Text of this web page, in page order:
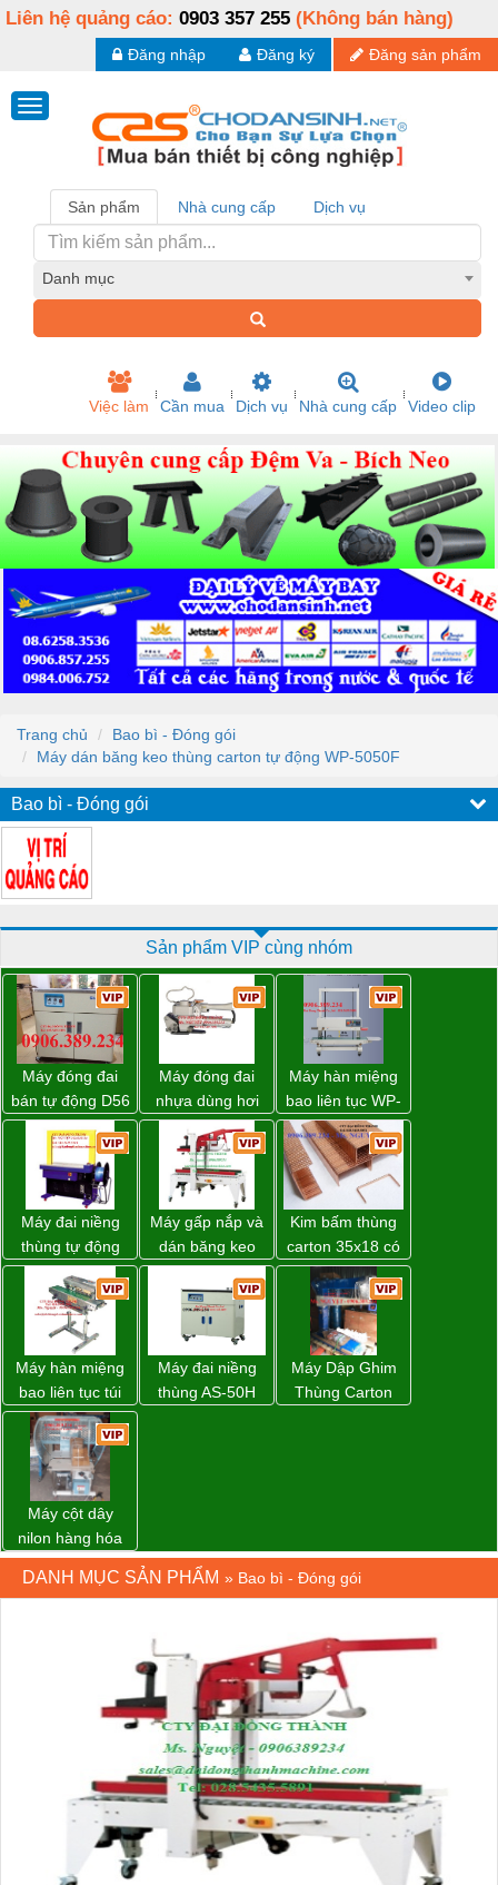
Liên hệ quảng cáo: 0903 357 255 (Không bán hàng)
Đăng sản phẩm
Đăng ký
Đăng nhập
Sản phẩm Nhà cung cấp Dịch vụ
Danh mục
Việc làm Cần mua Dịch vụ Nhà cung cấp Video clip
Trang chủ
Bao bì - Đóng gói
Máy dán băng keo thùng carton tự động WP-5050F
Bao bì - Đóng gói
Sản phẩm VIP cùng nhóm
Máy đóng đai
bán tự động D56
Strapack
Máy đóng đai
nhựa dùng hơi
khí nén WP-20
Máy hàn miệng
bao liên tục WP-
1200V chính
hãng giá tốt
Máy đai niềng
thùng tự động
DBA-200 giá tốt
Máy gấp nắp và
dán băng keo
thùng carton tự
động WP-5050F
giá rẻ
Kim bấm thùng
carton 35x18 có
sẵn giá rẻ toàn
quốc
Máy hàn miệng
bao liên tục túi
nằm nghiêng.
Máy đai niềng
thùng AS-50H
Máy Dập Ghim
Thùng Carton
Máy cột dây
nilon hàng hóa
model CY-100
DANH MỤC SẢN PHẨM » Bao bì - Đóng gói